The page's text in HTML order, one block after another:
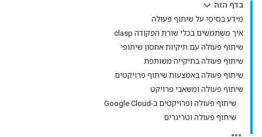
בדף הזה
מידע בסיסי על שיתוף פעולה
איך משתמשים בכלי שורת הפקודה clasp
שיתוף פעולה עם תיקיות אחסון שיתופי
שיתוף פעולה בתיקייה משותפת
שיתוף פעולה באמצעות שיתוף פרויקטים
שיתוף פעולה ומשאבי פרויקט
שיתוף פעולה ופרויקטים ב-Google Cloud
שיתוף פעולה וטריגרים